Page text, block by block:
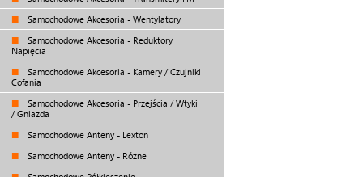
Samochodowe Akcesoria - Wentylatory
Samochodowe Akcesoria - Reduktory
Napięcia
Samochodowe Akcesoria - Kamery / Czujniki
Cofania
Samochodowe Akcesoria - Przejścia / Wtyki
/ Gniazda
Samochodowe Anteny - Lexton
Samochodowe Anteny - Różne